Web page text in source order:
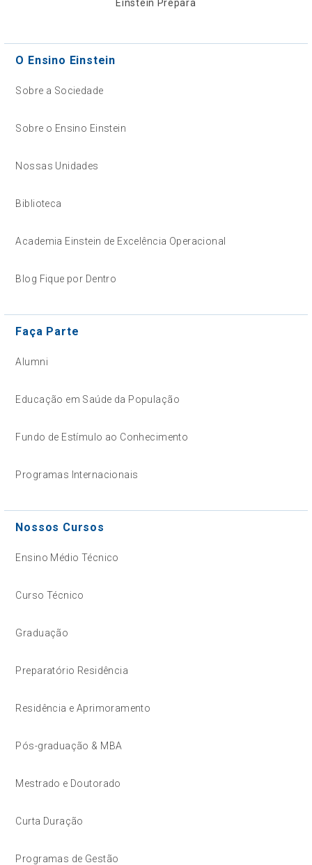
Einstein Prepara
O Ensino Einstein
Sobre a Sociedade
Sobre o Ensino Einstein
Nossas Unidades
Biblioteca
Academia Einstein de Excelência Operacional
Blog Fique por Dentro
Faça Parte
Alumni
Educação em Saúde da População
Fundo de Estímulo ao Conhecimento
Programas Internacionais
Nossos Cursos
Ensino Médio Técnico
Curso Técnico
Graduação
Preparatório Residência
Residência e Aprimoramento
Pós-graduação & MBA
Mestrado e Doutorado
Curta Duração
Programas de Gestão